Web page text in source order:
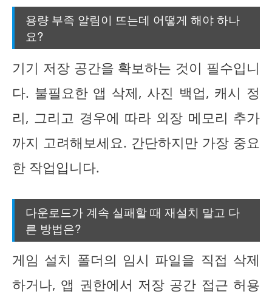
용량 부족 알림이 뜨는데 어떻게 해야 하나
요?
기기 저장 공간을 확보하는 것이 필수입니
다. 불필요한 앱 삭제, 사진 백업, 캐시 정
리, 그리고 경우에 따라 외장 메모리 추가
까지 고려해보세요. 간단하지만 가장 중요
한 작업입니다.
다운로드가 계속 실패할 때 재설치 말고 다
른 방법은?
게임 설치 폴더의 임시 파일을 직접 삭제
하거나, 앱 권한에서 저장 공간 접근 허용